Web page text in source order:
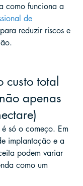
como funciona a
de
para reduzir riscos e
custo total
apenas
só o começo. Em
implantação e a
podem variar
como um